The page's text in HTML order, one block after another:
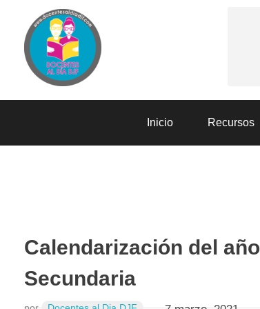
Inicio Recursos
Calendarización del
Secundaria